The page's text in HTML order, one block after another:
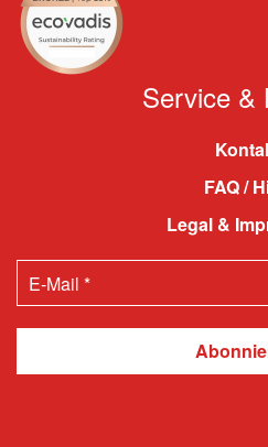
Service &
FAQ /
Legal &